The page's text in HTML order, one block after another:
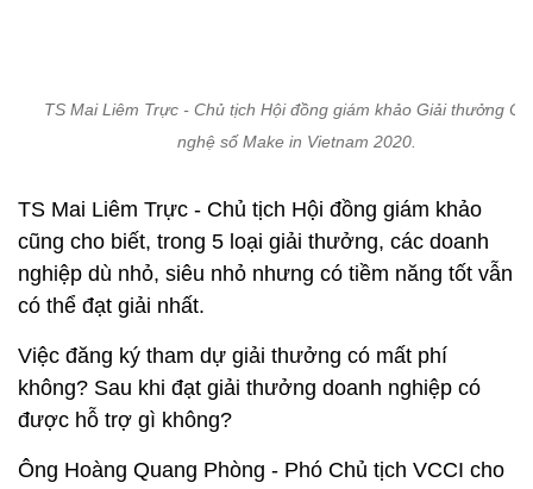
TS Mai Liêm Trực - Chủ tịch Hội đồng giám khảo Giải thưởng
nghệ số Make in Vietnam 2020.
TS Mai Liêm Trực - Chủ tịch Hội đồng giám khảo
cũng cho biết, trong 5 loại giải thưởng, các doanh
nghiệp dù nhỏ, siêu nhỏ nhưng có tiềm năng tốt vẫn
có thể đạt giải nhất.
Việc đăng ký tham dự giải thưởng có mất phí
không? Sau khi đạt giải thưởng doanh nghiệp có
được hỗ trợ gì không?
Ông Hoàng Quang Phòng - Phó Chủ tịch VCCI cho